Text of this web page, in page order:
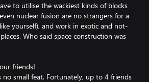
to utilise the wackiest kinds of blocks
nuclear fusion are no strangers for a
yourself), and work in exotic and not-
Who said space construction was
friends!
no small feat. Fortunately, up to 4 friends